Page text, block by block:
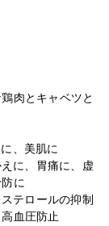
肉とキャベツと
、美肌に
に、胃痛に、虚
に
テロールの抑制
血圧防止